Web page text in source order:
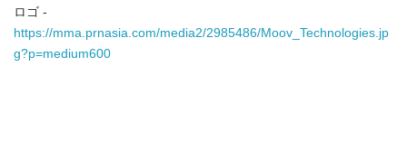
ロゴ -
https://mma.prnasia.com/media2/2985486/Moov_Technologies.jp
g?p=medium600